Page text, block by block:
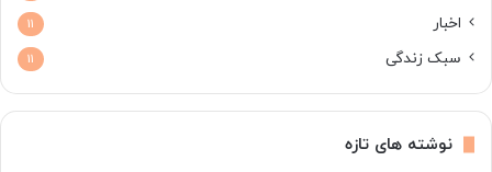
اخبار 11
سبک زندگی 11
نوشته های تازه